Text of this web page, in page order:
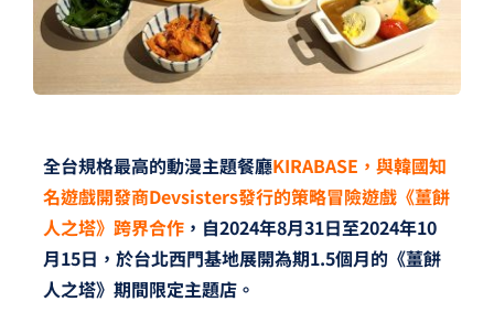
全台規格最高的動漫主題餐廳KIRABASE，與韓國知
名遊戲開發商Devsisters發行的策略冒險遊戲《薑餅
人之塔》跨界合作，自2024年8月31日至2024年10
月15日，於台北西門基地展開為期1.5個月的《薑餅
人之塔》期間限定主題店。